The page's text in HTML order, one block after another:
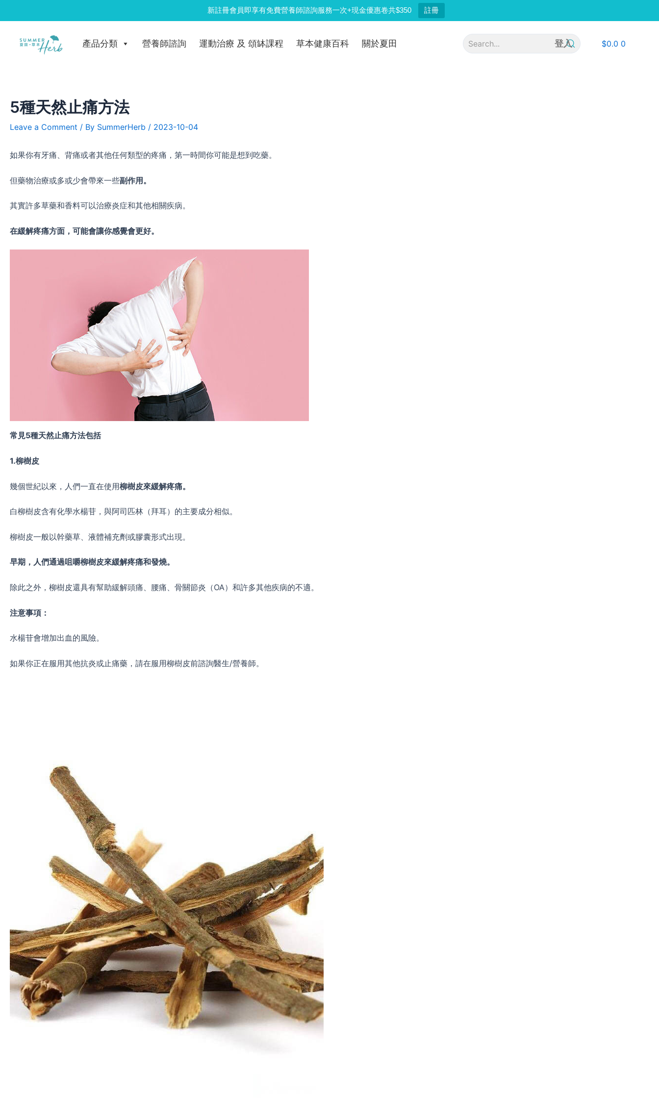
新註冊會員即享有免費營養師諮詢服務一次+現金優惠卷共$350 註冊
to
產品分類
營養師諮詢 運動治療 及 頌缽課程 草本健康百科 關於夏田 登入 $0.0 0
5種天然止痛方法
Leave a Comment / By SummerHerb / 2023-10-04
如果你有牙痛、背痛或者其他任何類型的疼痛，第一時間你可能是想到吃藥。
但藥物治療或多或少會帶來一些副作用。
其實許多草藥和香料可以治療炎症和其他相關疾病。
在緩解疼痛方面，可能會讓你感覺會更好。
常見5種天然止痛方法包括
1.柳樹皮
幾個世紀以來，人們一直在使用柳樹皮來緩解疼痛。
白柳樹皮含有化學水楊苷，與阿司匹林（拜耳）的主要成分相似。
柳樹皮一般以幹藥草、液體補充劑或膠囊形式出現。
早期，人們通過咀嚼柳樹皮來緩解疼痛和發燒。
除此之外，柳樹皮還具有幫助緩解頭痛、腰痛、骨關節炎（OA）和許多其他疾病的不適。
注意事項：
水楊苷會增加出血的風險。
如果你正在服用其他抗炎或止痛藥，請在服用柳樹皮前諮詢醫生/營養師。
navigation